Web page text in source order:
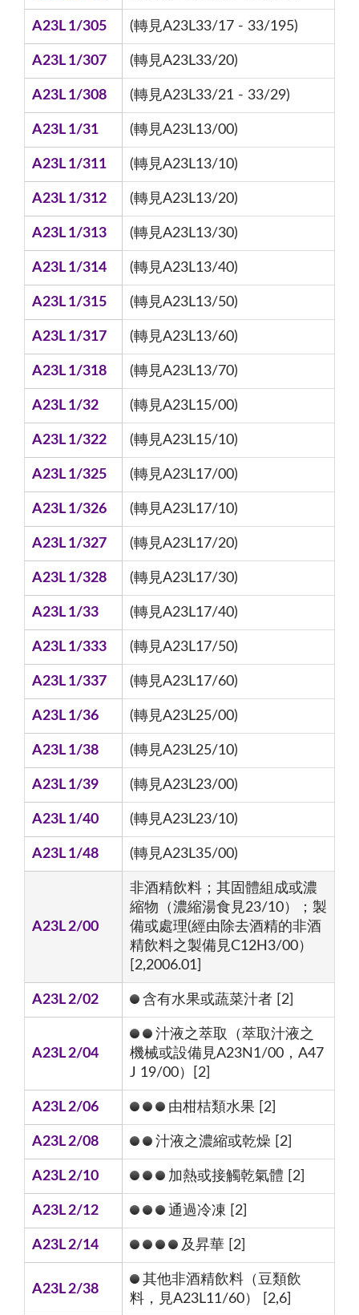
A23L 1/305 (轉見A23L33/17 - 33/195)
A23L 1/307 (轉見A23L33/20)
A23L 1/308 (轉見A23L33/21 - 33/29)
A23L 1/31 (轉見A23L13/00)
A23L 1/311 (轉見A23L13/10)
A23L 1/312 (轉見A23L13/20)
A23L 1/313 (轉見A23L13/30)
A23L 1/314 (轉見A23L13/40)
A23L 1/315 (轉見A23L13/50)
A23L 1/317 (轉見A23L13/60)
A23L 1/318 (轉見A23L13/70)
A23L 1/32 (轉見A23L15/00)
A23L 1/322 (轉見A23L15/10)
A23L 1/325 (轉見A23L17/00)
A23L 1/326 (轉見A23L17/10)
A23L 1/327 (轉見A23L17/20)
A23L 1/328 (轉見A23L17/30)
A23L 1/33 (轉見A23L17/40)
A23L 1/333 (轉見A23L17/50)
A23L 1/337 (轉見A23L17/60)
A23L 1/36 (轉見A23L25/00)
A23L 1/38 (轉見A23L25/10)
A23L 1/39 (轉見A23L23/00)
A23L 1/40 (轉見A23L23/10)
A23L 1/48 (轉見A23L35/00)
A23L 2/00
非酒精飲料；其固體組成或濃
縮物（濃縮湯食見23/10）；製
備或處理(經由除去酒精的非酒
精飲料之製備見C12H3/00）
[2,2006.01]
A23L 2/02 含有水果或蔬菜汁者 [2]
A23L 2/04
汁液之萃取（萃取汁液之
機械或設備見A23N1/00，A47
J 19/00）[2]
A23L 2/06 由柑桔類水果 [2]
A23L 2/08 汁液之濃縮或乾燥 [2]
A23L 2/10 加熱或接觸乾氣體 [2]
A23L 2/12 通過冷凍 [2]
A23L 2/14 及昇華 [2]
A23L 2/38
其他非酒精飲料（豆類飲
料，見A23L11/60） [2,6]